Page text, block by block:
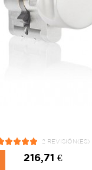
2 REVISIÓN(ES)
216,71 €